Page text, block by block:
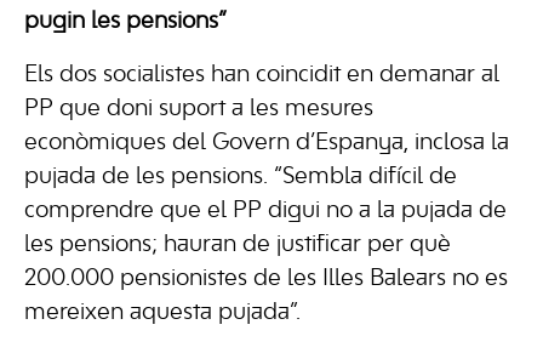
pugin les pensions”
Els dos socialistes han coincidit en demanar al
PP que doni suport a les mesures
econòmiques del Govern d’Espanya, inclosa la
pujada de les pensions. “Sembla difícil de
comprendre que el PP digui no a la pujada de
les pensions; hauran de justificar per què
200.000 pensionistes de les Illes Balears no es
mereixen aquesta pujada”.